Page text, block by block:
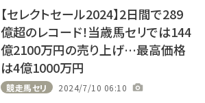
【セレクトセール2024】2日間で289
億超のレコード！当歳馬セリでは144
億2100万円の売り上げ…最高価格
は4億1000万円
競走馬セリ 2024/7/10 06:10